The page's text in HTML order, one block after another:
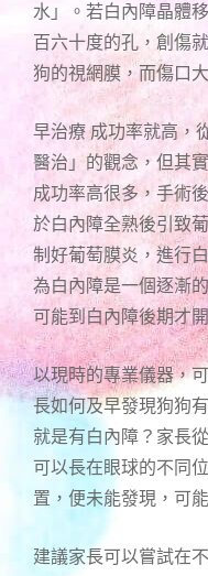
水」。若白內障晶體
百六十度的孔，創傷
狗的視網膜，而傷口
早治療 成功率就高，
醫治」的觀念，但其
成功率高很多，手術
於白內障全熟後引致
制好葡萄膜炎，進行
為白內障是一個逐漸
可能到白內障後期才
以現時的專業儀器，
長如何及早發現狗狗
就是有白內障？家長
可以長在眼球的不同
置，便未能發現，可
建議家長可以嘗試在